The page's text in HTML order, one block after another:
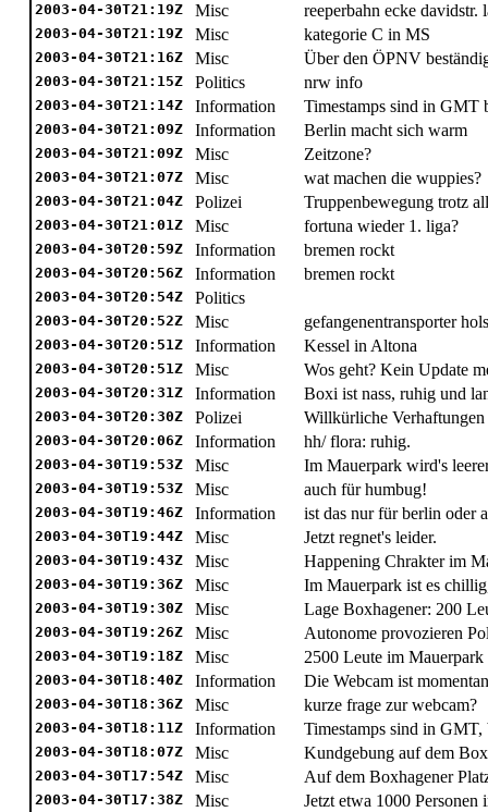
2003-04-30T21:19Z Misc reeperbahn ecke
2003-04-30T21:19Z Misc kategorie C in MS
2003-04-30T21:16Z Misc Über den ÖPNV
2003-04-30T21:15Z Politics nrw info
2003-04-30T21:14Z Information Timestamps sind in GMT
2003-04-30T21:09Z Information Berlin macht sich warm
2003-04-30T21:09Z Misc Zeitzone?
2003-04-30T21:07Z Misc wat machen die wuppies?
2003-04-30T21:04Z Polizei Truppenbewegung trotz
2003-04-30T21:01Z Misc fortuna wieder 1. liga?
2003-04-30T20:59Z Information bremen rockt
2003-04-30T20:56Z Information bremen rockt
2003-04-30T20:54Z Politics
2003-04-30T20:52Z Misc gefangenentransporter
2003-04-30T20:51Z Information Kessel in Altona
2003-04-30T20:51Z Misc Wos geht? Kein Update
2003-04-30T20:31Z Information Boxi ist nass, ruhig und
2003-04-30T20:30Z Polizei Willkürliche
2003-04-30T20:06Z Information hh/ flora: ruhig.
2003-04-30T19:53Z Misc Im Mauerpark wird's
2003-04-30T19:53Z Misc auch für humbug!
2003-04-30T19:46Z Information ist das nur für berlin oder
2003-04-30T19:44Z Misc Jetzt regnet's leider.
2003-04-30T19:43Z Misc Happening Chrakter im
2003-04-30T19:36Z Misc Im Mauerpark ist es
2003-04-30T19:30Z Misc Lage Boxhagener: 200
2003-04-30T19:26Z Misc Autonome provozieren
2003-04-30T19:18Z Misc 2500 Leute im Mauerpark
2003-04-30T18:40Z Information Die Webcam ist
2003-04-30T18:36Z Misc kurze frage zur webcam?
2003-04-30T18:11Z Information Timestamps sind in
2003-04-30T18:07Z Misc Kundgebung auf dem
2003-04-30T17:54Z Misc Auf dem Boxhagener
2003-04-30T17:38Z Misc Jetzt etwa 1000